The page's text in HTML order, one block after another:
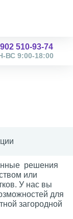
510-93-74
ВС 9:00-18:00
решения
или
У нас вы
для
загородной